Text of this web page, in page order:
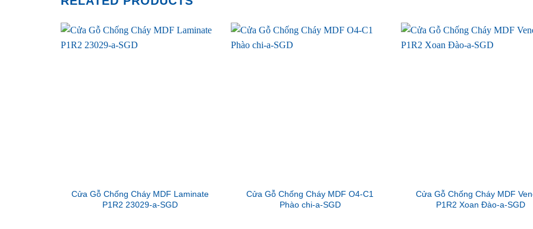
Cửa Gỗ Chống Cháy MDF Laminate
P1R2 23029-a-SGD
Cửa Gỗ Chống Cháy MDF O4-C1
Phào chi-a-SGD
Cửa Gỗ Chống Cháy MDF
P1R2 Xoan Đào-a-SGD